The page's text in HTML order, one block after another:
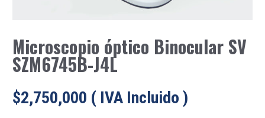
Microscopio óptico Binocular SV
SZM6745B-J4L
$2,750,000 ( IVA Incluido )